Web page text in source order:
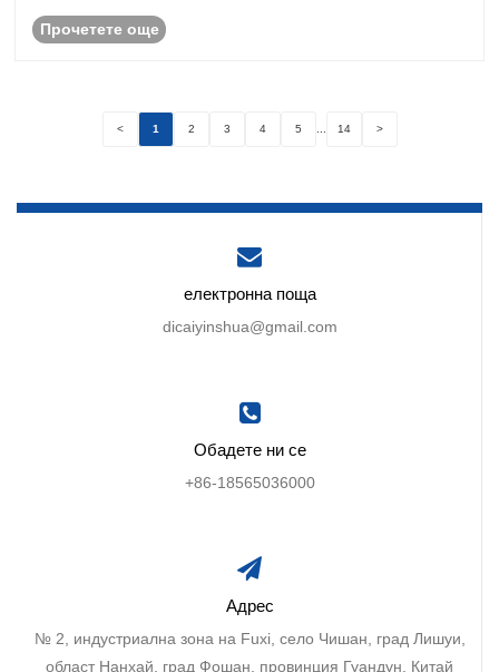
Прочетете още
< 1 2 3 4 5 14 >
електронна поща
dicaiyinshua@gmail.com
Обадете ни се
+86-18565036000
Адрес
№ 2, индустриална зона на Fuxi, село Чишан, град Лишуи,
област Нанхай, град Фошан, провинция Гуандун, Китай